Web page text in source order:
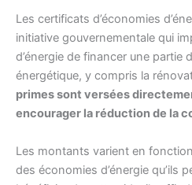
Les certificats d’économies
initiative gouvernementale qui
d’énergie de financer une partie
énergétique, y compris la
primes sont versées
encourager la réduction de la
Les montants varient en
des économies d’énergie qu’ils